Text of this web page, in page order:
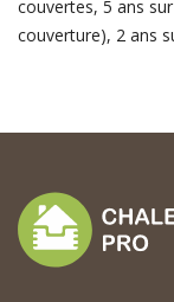
couvertes, 5 ans
couverture), 2 ans